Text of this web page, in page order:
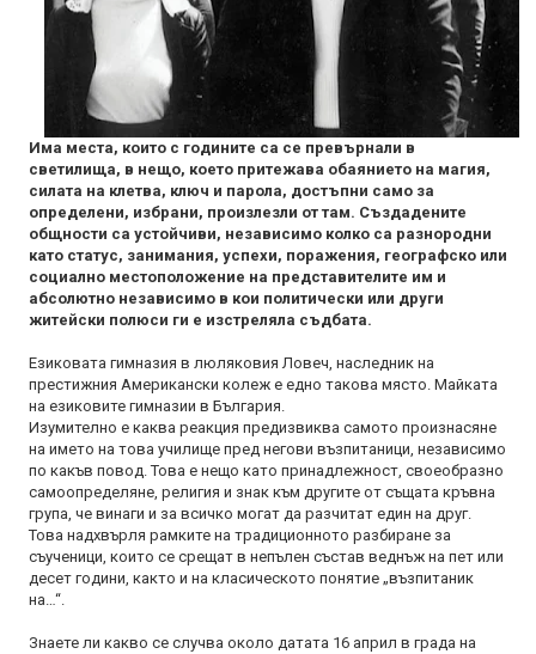
Има места, които с годините са се превърнали в
светилища, в нещо, което притежава обаянието на магия,
силата на клетва, ключ и парола, достъпни само за
определени, избрани, произлезли от там. Създадените
общности са устойчиви, независимо колко са разнородни
като статус, занимания, успехи, поражения, географско или
социално местоположение на представителите им и
абсолютно независимо в кои политически или други
житейски полюси ги е изстреляла съдбата.
Езиковата гимназия в люляковия Ловеч, наследник на
престижния Американски колеж е едно такова място. Майката
на езиковите гимназии в България.
Изумително е каква реакция предизвиква самото произнасяне
на името на това училище пред негови възпитаници, независимо
по какъв повод. Това е нещо като принадлежност, своеобразно
самоопределяне, религия и знак към другите от същата кръвна
група, че винаги и за всичко могат да разчитат един на друг.
Това надхвърля рамките на традиционното разбиране за
съученици, които се срещат в непълен състав веднъж на пет или
десет години, както и на класическото понятие „възпитаник
на…“.
Знаете ли какво се случва около датата 16 април в града на